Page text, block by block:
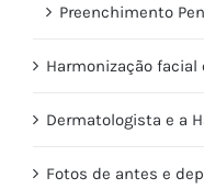
Preenchimento
Harmonização
Dermatologista e a
Fotos de antes e